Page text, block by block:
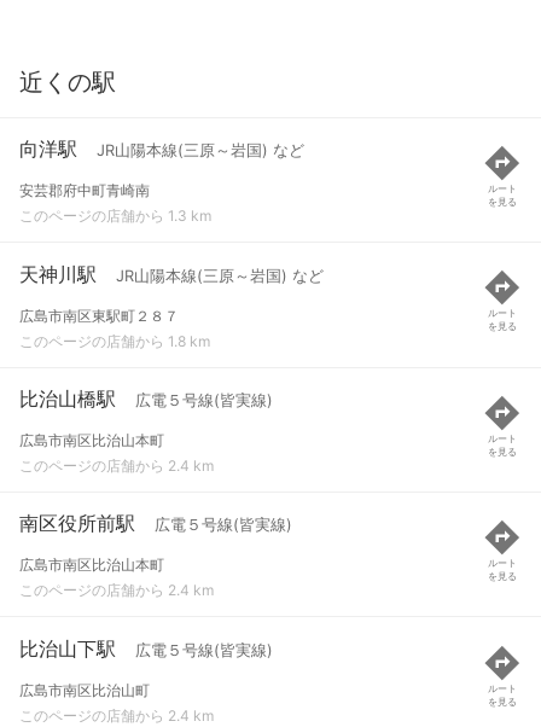
近くの駅
向洋駅 JR山陽本線(三原～岩国) など
安芸郡府中町青崎南
このページの店舗から 1.3 km
ルート
を見る
天神川駅 JR山陽本線(三原～岩国) など
広島市南区東駅町２８７
このページの店舗から 1.8 km
ルート
を見る
比治山橋駅 広電５号線(皆実線)
広島市南区比治山本町
このページの店舗から 2.4 km
ルート
を見る
南区役所前駅 広電５号線(皆実線)
広島市南区比治山本町
このページの店舗から 2.4 km
ルート
を見る
比治山下駅 広電５号線(皆実線)
広島市南区比治山町
このページの店舗から 2.4 km
ルート
を見る